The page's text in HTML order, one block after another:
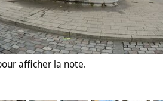
afficher la note.